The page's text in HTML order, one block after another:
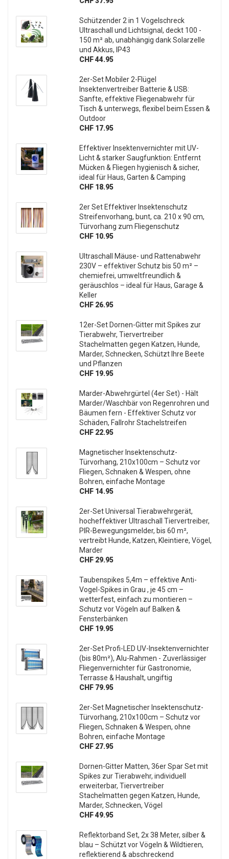
Schützender 2 in 1 Vogelschreck
Ultraschall und Lichtsignal, deckt 100 -
150 m² ab, unabhängig dank Solarzelle
und Akkus, IP43
CHF 44.95
2er-Set Mobiler 2-Flügel
Insektenvertreiber Batterie & USB:
Sanfte, effektive Fliegenabwehr für
Tisch & unterwegs, flexibel beim Essen &
Outdoor
CHF 17.95
Effektiver Insektenvernichter mit UV-
Licht & starker Saugfunktion: Entfernt
Mücken & Fliegen hygienisch & sicher,
ideal für Haus, Garten & Camping
CHF 18.95
2er Set Effektiver Insektenschutz
Streifenvorhang, bunt, ca. 210 x 90 cm,
Türvorhang zum Fliegenschutz
CHF 10.95
Ultraschall Mäuse- und Rattenabwehr
230V – effektiver Schutz bis 50 m² –
chemiefrei, umweltfreundlich &
geräuschlos – ideal für Haus, Garage &
Keller
CHF 26.95
12er-Set Dornen-Gitter mit Spikes zur
Tierabwehr, Tiervertreiber
Stachelmatten gegen Katzen, Hunde,
Marder, Schnecken, Schützt Ihre Beete
und Pflanzen
CHF 19.95
Marder-Abwehrgürtel (4er Set) - Hält
Marder/Waschbär von Regenrohren und
Bäumen fern - Effektiver Schutz vor
Schäden, Fallrohr Stachelstreifen
CHF 22.95
Magnetischer Insektenschutz-
Türvorhang, 210x100cm – Schutz vor
Fliegen, Schnaken & Wespen, ohne
Bohren, einfache Montage
CHF 14.95
2er-Set Universal Tierabwehrgerät,
hocheffektiver Ultraschall Tiervertreiber,
PIR-Bewegungsmelder, bis 60 m²,
vertreibt Hunde, Katzen, Kleintiere, Vögel,
Marder
CHF 29.95
Taubenspikes 5,4m – effektive Anti-
Vogel-Spikes in Grau , je 45 cm –
wetterfest, einfach zu montieren –
Schutz vor Vögeln auf Balken &
Fensterbänken
CHF 19.95
2er-Set Profi-LED UV-Insektenvernichter
(bis 80m²), Alu-Rahmen - Zuverlässiger
Fliegenvernichter für Gastronomie,
Terrasse & Haushalt, ungiftig
CHF 79.95
2er-Set Magnetischer Insektenschutz-
Türvorhang, 210x100cm – Schutz vor
Fliegen, Schnaken & Wespen, ohne
Bohren, einfache Montage
CHF 27.95
Dornen-Gitter Matten, 36er Spar Set mit
Spikes zur Tierabwehr, individuell
erweiterbar, Tiervertreiber
Stachelmatten gegen Katzen, Hunde,
Marder, Schnecken, Vögel
CHF 49.95
Reflektorband Set, 2x 38 Meter, silber &
blau – Schützt vor Vögeln & Wildtieren,
reflektierend & abschreckend